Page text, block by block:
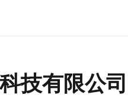
技有限公司